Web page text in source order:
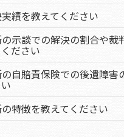
績を教えてください
示談での解決の割合や裁
ださい
自賠責保険での後遺障害
特徴を教えてください